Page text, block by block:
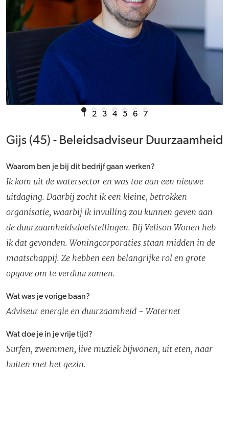
1 2 3 4 5 6 7
Gijs (45) - Beleidsadviseur Duurzaamheid
Waarom ben je bij dit bedrijf gaan werken?
Ik kom uit de watersector en was toe aan een nieuwe
uitdaging. Daarbij zocht ik een kleine, betrokken
organisatie, waarbij ik invulling zou kunnen geven aan
de duurzaamheidsdoelstellingen. Bij Velison Wonen heb
ik dat gevonden. Woningcorporaties staan midden in de
maatschappij. Ze hebben een belangrijke rol en grote
opgave om te verduurzamen.
Wat was je vorige baan?
Adviseur energie en duurzaamheid - Waternet
Wat doe je in je vrije tijd?
Surfen, zwemmen, live muziek bijwonen, uit eten, naar
buiten met het gezin.